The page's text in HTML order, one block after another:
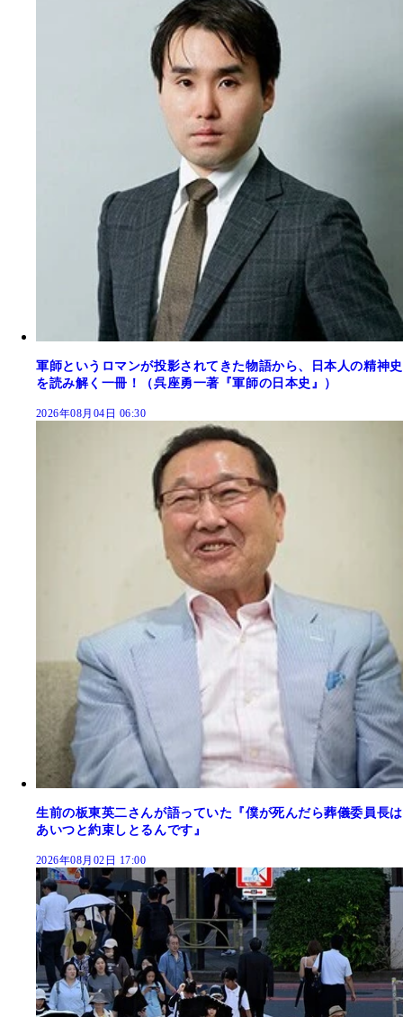
軍師というロマンが投影されてきた物語から、日本人の精神史
を読み解く一冊！（呉座勇一著『軍師の日本史』）
2026年08月04日 06:30
生前の板東英二さんが語っていた『僕が死んだら葬儀委員長は
あいつと約束しとるんです』
2026年08月02日 17:00